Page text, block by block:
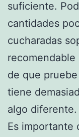
suficiente.
cantidades
cucharadas
de que
tiene
algo diferente.
Es importante